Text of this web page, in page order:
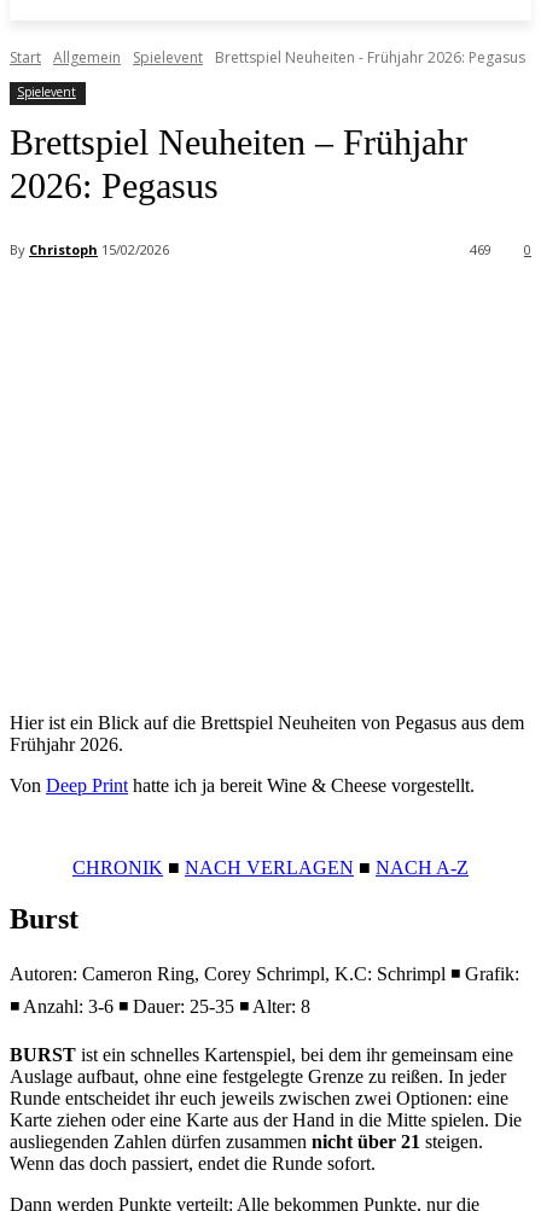
Start Allgemein Spielevent Brettspiel Neuheiten - Frühjahr 2026: Pegasus
Spielevent
Brettspiel Neuheiten – Frühjahr
2026: Pegasus
By Christoph 15/02/2026 0
469
Hier ist ein Blick auf die Brettspiel Neuheiten von Pegasus aus dem
Frühjahr 2026.
Von Deep Print hatte ich ja bereit Wine & Cheese vorgestellt.
CHRONIK ■ NACH VERLAGEN ■ NACH A-Z
Burst
Autoren: Cameron Ring, Corey Schrimpl, K.C: Schrimpl ◾ Grafik:
◾ Anzahl: 3-6 ◾ Dauer: 25-35 ◾ Alter: 8
BURST ist ein schnelles Kartenspiel, bei dem ihr gemeinsam eine
Auslage aufbaut, ohne eine festgelegte Grenze zu reißen. In jeder
Runde entscheidet ihr euch jeweils zwischen zwei Optionen: eine
Karte ziehen oder eine Karte aus der Hand in die Mitte spielen. Die
ausliegenden Zahlen dürfen zusammen nicht über 21 steigen.
Wenn das doch passiert, endet die Runde sofort.
Dann werden Punkte verteilt: Alle bekommen Punkte, nur die